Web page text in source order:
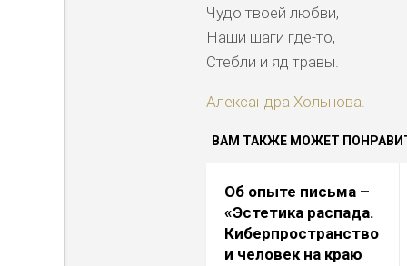
Чудо твоей любви,
Наши шаги где-то,
Стебли и яд травы.
Александра Хольнова.
ВАМ ТАКЖЕ МОЖЕТ
Об опыте письма –
«Эстетика распада.
Киберпространство
и человек на краю